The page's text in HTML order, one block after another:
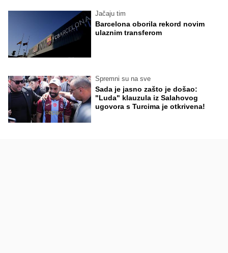
Jačaju tim
Barcelona oborila rekord novim
ulaznim transferom
Spremni su na sve
Sada je jasno zašto je došao:
"Luda" klauzula iz Salahovog
ugovora s Turcima je otkrivena!